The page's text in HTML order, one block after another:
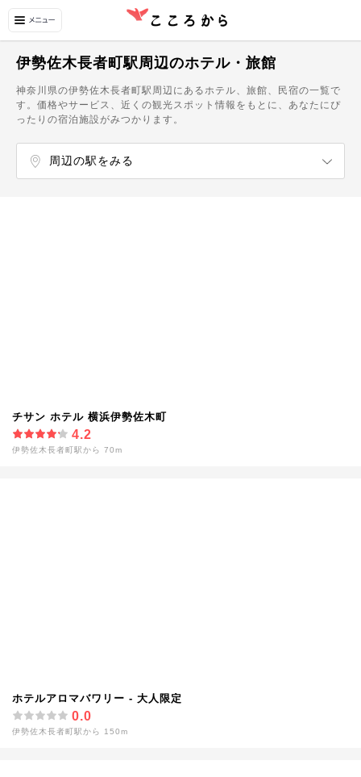
伊勢佐木長者町駅周辺のホテル・旅館
神奈川県の伊勢佐木長者町駅周辺にあるホテル、旅館、民宿の一覧で
す。価格やサービス、近くの観光スポット情報をもとに、あなたにぴ
ったりの宿泊施設がみつかります。
周辺の駅をみる
チサン ホテル 横浜伊勢佐木町
4.2
伊勢佐木長者町駅から 70m
ホテルアロマバワリー - 大人限定
0.0
伊勢佐木長者町駅から 150m